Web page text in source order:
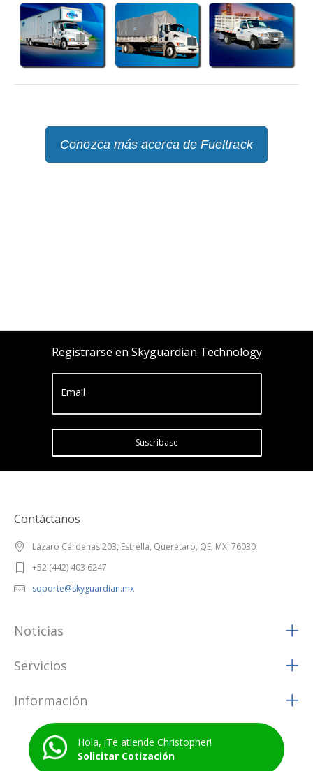
Conozca más acerca de Fueltrack
Registrarse en Skyguardian Technology
Email
Suscríbase
Contáctanos
Lázaro Cárdenas 203, Estrella, Querétaro, QE, MX, 76030
+52 (442) 403 6247
soporte@skyguardian.mx
Noticias
Servicios
Información
Hola, ¡Te atiende Christopher!
Solicitar Cotización